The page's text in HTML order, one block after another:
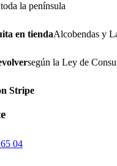
la península
en tiendaAlcobendas y
según la Ley de
Stripe
04